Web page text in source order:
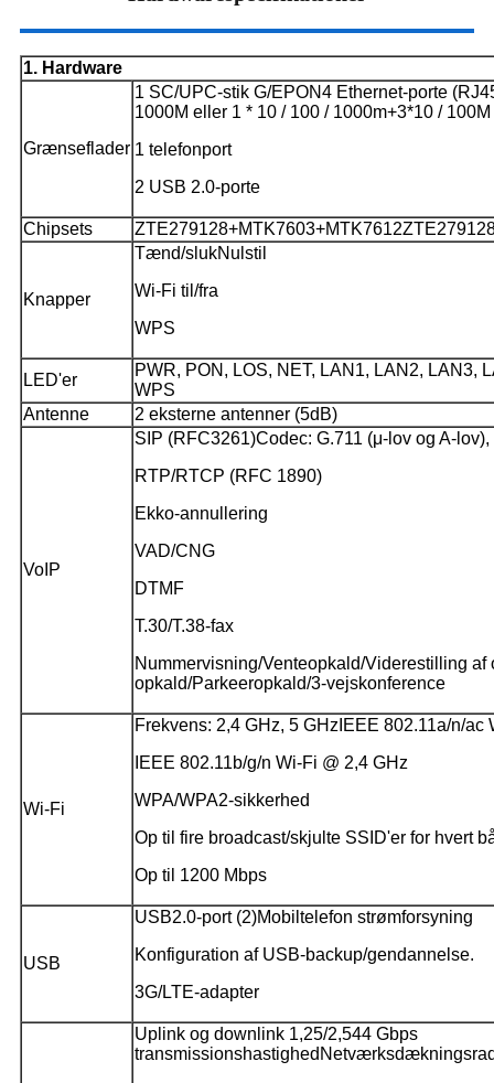
1. Hardware
Grænseflader
1 SC/UPC-stik G/EPON4 Ethernet-porte
1000M eller 1 * 10 / 100 / 1000m+3*10 /
1 telefonport
2 USB 2.0-porte
Chipsets ZTE279128+MTK7603+MTK7612
Knapper
Tænd/slukNulstil
Wi-Fi til/fra
WPS
LED'er
PWR, PON, LOS, NET, LAN1, LAN2, LAN3,
WPS
Antenne
2 eksterne antenner (5dB)
VoIP
SIP (RFC3261)Codec: G.711 (μ-lov og A-
RTP/RTCP (RFC 1890)
Ekko-annullering
VAD/CNG
DTMF
T.30/T.38-fax
Nummervisning/Venteopkald/Viderestilling af
opkald/Parkeeropkald/3-vejskonference
Wi-Fi
Frekvens: 2,4 GHz, 5 GHz IEEE 802.11a/n/ac
IEEE 802.11b/g/n Wi-Fi @ 2,4 GHz
WPA/WPA2-sikkerhed
Op til fire broadcast/skjulte SSID'er for hvert
Op til 1200 Mbps
USB
USB2.0-port (2)Mobiltelefon strømforsyning
Konfiguration af USB-backup/gendannelse.
3G/LTE-adapter
Uplink og downlink 1,25/2,544 Gbps
transmissionshastighed